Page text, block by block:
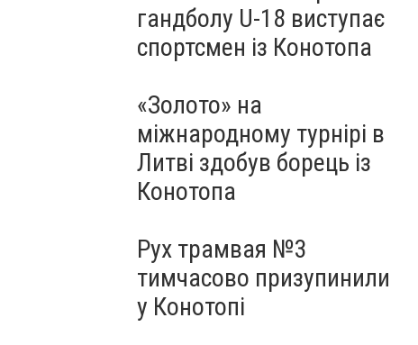
гандболу U-18 виступає
спортсмен із Конотопа
«Золото» на
міжнародному турнірі в
Литві здобув борець із
Конотопа
Рух трамвая №3
тимчасово призупинили
у Конотопі